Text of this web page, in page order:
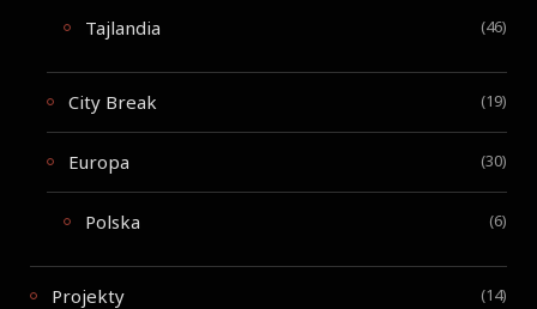
Tajlandia (46)
City Break (19)
Europa (30)
Polska (6)
Projekty (14)